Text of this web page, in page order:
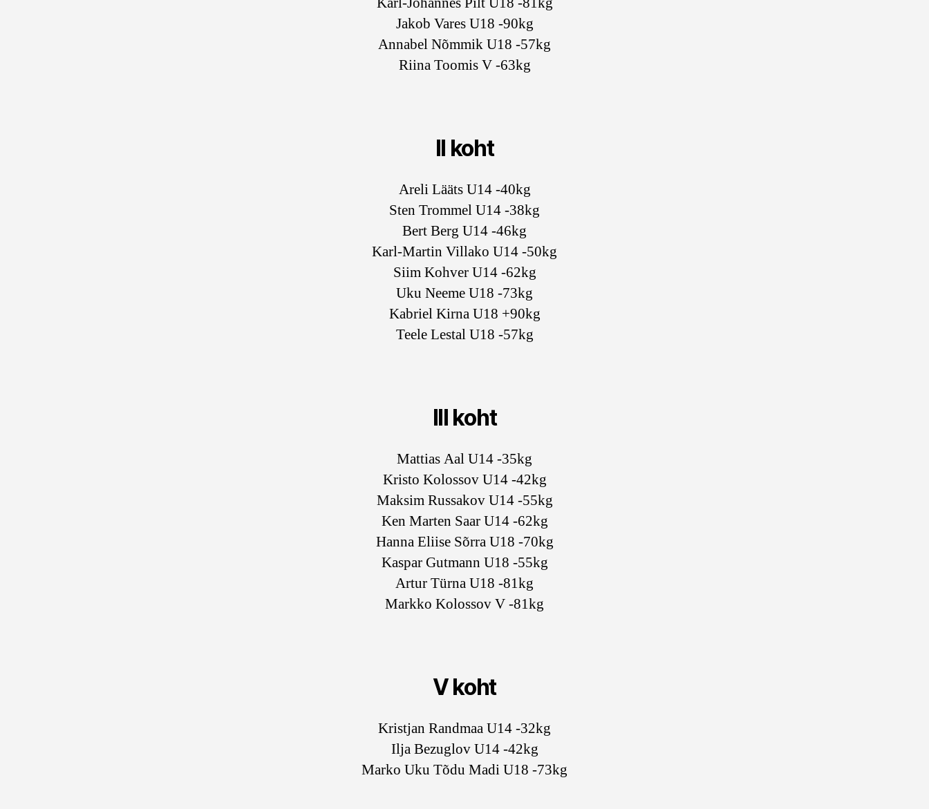
Jakob Vares U18 -90kg
Annabel Nõmmik U18 -57kg
Riina Toomis V -63kg
II koht
Areli Lääts U14 -40kg
Sten Trommel U14 -38kg
Bert Berg U14 -46kg
Karl-Martin Villako U14 -50kg
Siim Kohver U14 -62kg
Uku Neeme U18 -73kg
Kabriel Kirna U18 +90kg
Teele Lestal U18 -57kg
III koht
Mattias Aal U14 -35kg
Kristo Kolossov U14 -42kg
Maksim Russakov U14 -55kg
Ken Marten Saar U14 -62kg
Hanna Eliise Sõrra U18 -70kg
Kaspar Gutmann U18 -55kg
Artur Türna U18 -81kg
Markko Kolossov V -81kg
V koht
Kristjan Randmaa U14 -32kg
Ilja Bezuglov U14 -42kg
Marko Uku Tõdu Madi U18 -73kg